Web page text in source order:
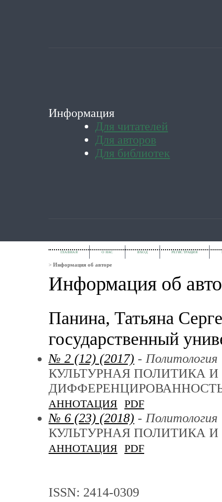
Информация
Для читателей
Для авторов
Для библиотек
ГЛАВНАЯ О НАС ВХОД РЕГИСТРАЦИЯ
> Информация об авторе
Информация об
Панина, Татьяна
государственный
№ 2 (12) (2017) - Политология
КУЛЬТУРНАЯ ПОЛИТИКА
АННОТАЦИЯ PDF
№ 6 (23) (2018) - Политология
КУЛЬТУРНАЯ ПОЛИТИКА
АННОТАЦИЯ PDF
ISSN: 2414-0309